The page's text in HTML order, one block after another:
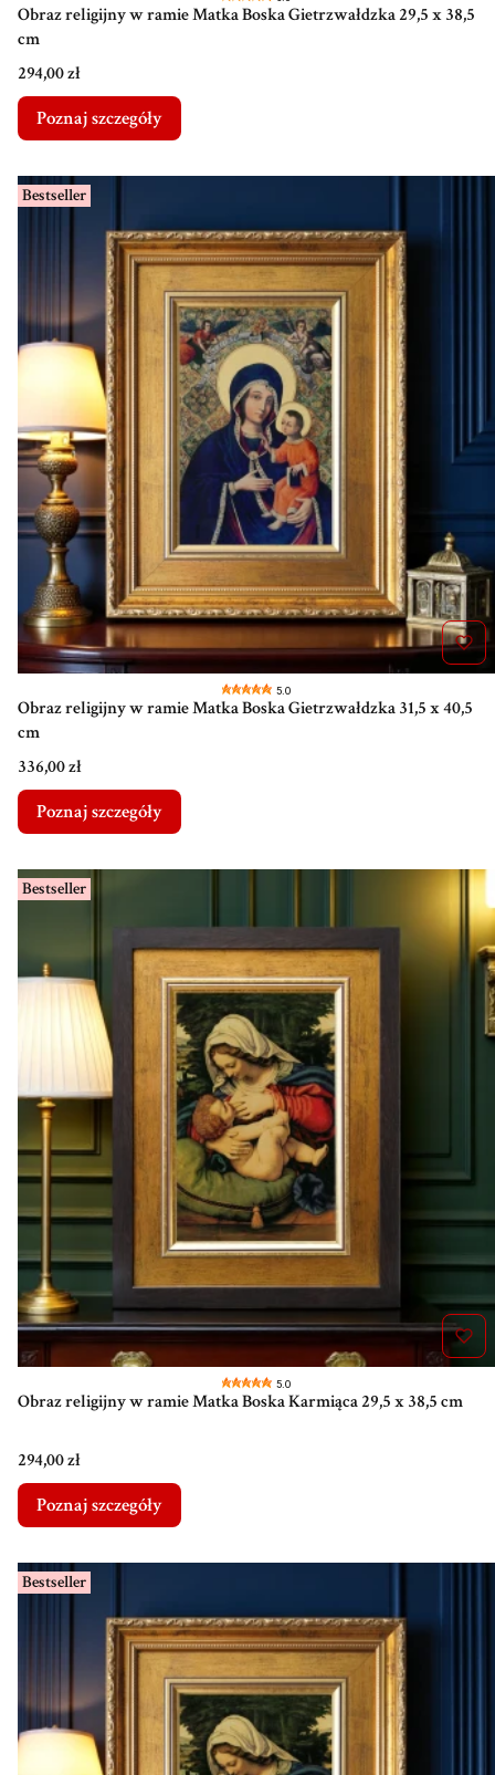
Obraz religijny w ramie Matka Boska Gietrzwałdzka 29,5 x 38,5
cm
Cena
294,00 zł
Poznaj szczegóły
Bestseller
5.0
Obraz religijny w ramie Matka Boska Gietrzwałdzka 31,5 x 40,5
cm
Cena
336,00 zł
Poznaj szczegóły
Bestseller
5.0
Obraz religijny w ramie Matka Boska Karmiąca 29,5 x 38,5 cm
Cena
294,00 zł
Poznaj szczegóły
Bestseller